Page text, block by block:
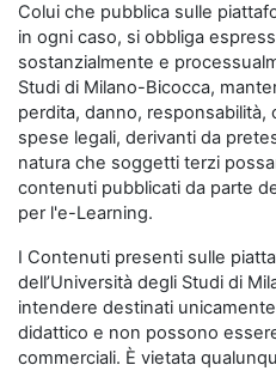
Colui che pubblica sulle
in ogni caso, si obbliga
sostanzialmente e
Studi di Milano-Bicocca,
perdita, danno,
spese legali, derivanti da
natura che soggetti terzi
contenuti pubblicati da parte
per l'e-Learning.
I Contenuti presenti sulle
dell’Università degli Studi di
intendere destinati
didattico e non possono
commerciali. È vietata